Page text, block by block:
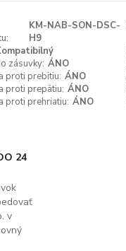
KM-NAB-SON-DSC-
H9
zásuvky: ÁNO
proti prebitiu: ÁNO
proti prepätiu: ÁNO
proti prehriatiu: ÁNO
24
v